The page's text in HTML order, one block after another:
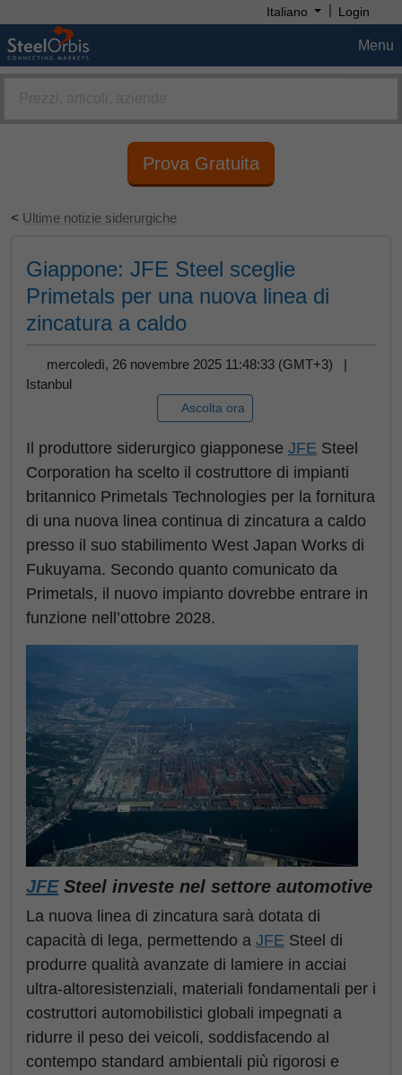
Italiano | Login
Menu
Prova Gratuita
< Ultime notizie siderurgiche
Giappone: JFE Steel sceglie
Primetals per una nuova linea di
zincatura a caldo
mercoledì, 26 novembre 2025 11:48:33 (GMT+3) |
Istanbul
Ascolta ora
Il produttore siderurgico giapponese JFE Steel
Corporation ha scelto il costruttore di impianti
britannico Primetals Technologies per la fornitura
di una nuova linea continua di zincatura a caldo
presso il suo stabilimento West Japan Works di
Fukuyama. Secondo quanto comunicato da
Primetals, il nuovo impianto dovrebbe entrare in
funzione nell’ottobre 2028.
JFESteel investe nel settore automotive
La nuova linea di zincatura sarà dotata di
capacità di lega, permettendo a JFE Steel di
produrre qualità avanzate di lamiere in acciai
ultra-altoresistenziali, materiali fondamentali per i
costruttori automobilistici globali impegnati a
ridurre il peso dei veicoli, soddisfacendo al
contempo standard ambientali più rigorosi e